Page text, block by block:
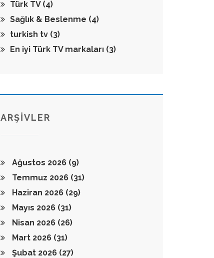
Türk TV (4)
Sağlık & Beslenme (4)
turkish tv (3)
En iyi Türk TV markaları (3)
ARŞİVLER
Ağustos 2026 (9)
Temmuz 2026 (31)
Haziran 2026 (29)
Mayıs 2026 (31)
Nisan 2026 (26)
Mart 2026 (31)
Şubat 2026 (27)